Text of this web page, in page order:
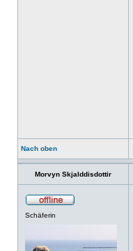
Nach oben
Morvyn Skjalddisdottir
Schäferin